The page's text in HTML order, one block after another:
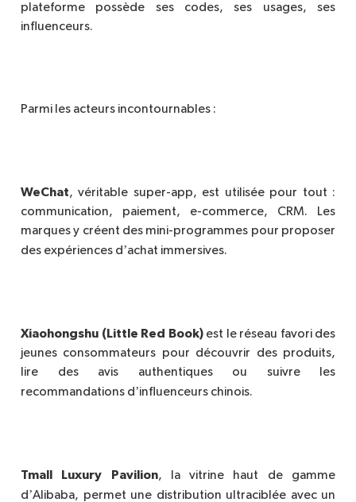
plateforme possède ses codes, ses usages, ses
influenceurs.
Parmi les acteurs incontournables :
WeChat, véritable super-app, est utilisée pour tout :
communication, paiement, e-commerce, CRM. Les
marques y créent des mini-programmes pour proposer
des expériences d’achat immersives.
Xiaohongshu (Little Red Book)est le réseau favori des
jeunes consommateurs pour découvrir des produits,
lire des avis authentiques ou suivre les
recommandations d’influenceurs chinois.
Tmall Luxury Pavilion, la vitrine haut de gamme
d’Alibaba, permet une distribution ultraciblée avec un